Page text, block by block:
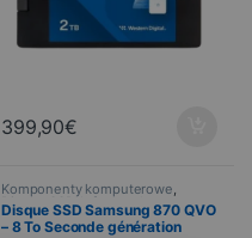
399,90€
Komponenty komputerowe
Disque SSD, Informatyka
Disque SSD Samsung 870 QVO
– 8 To Seconde génération